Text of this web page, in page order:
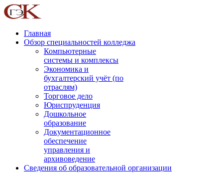
Главная
Обзор специальностей колледжа
Компьютерные
системы и комплексы
Экономика и
бухгалтерский учёт (по
отраслям)
Торговое дело
Юриспруденция
Дошкольное
образование
Документационное
обеспечение
управления и
архивоведение
Сведения об образовательной организации